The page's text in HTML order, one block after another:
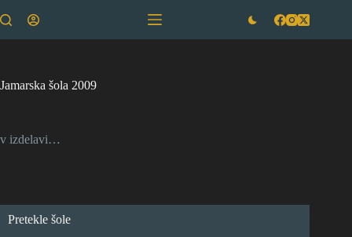
to
Jamarska šola 2009
v izdelavi…
Pretekle šole